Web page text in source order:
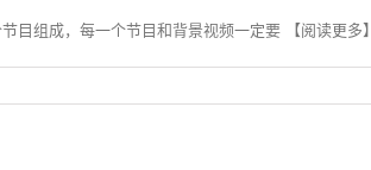
组成，每一个节目和背景视频一定要 【阅读更多】